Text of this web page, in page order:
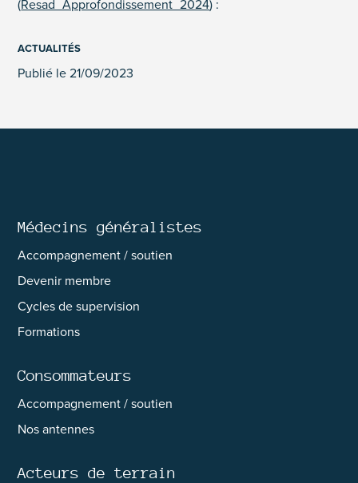
ACTUALITÉS
Publié le 21/09/2023
(Resad_Approfondissement_2024) :
Médecins généralistes
Accompagnement / soutien
Devenir membre
Cycles de supervision
Formations
Consommateurs
Accompagnement / soutien
Nos antennes
Acteurs de terrain